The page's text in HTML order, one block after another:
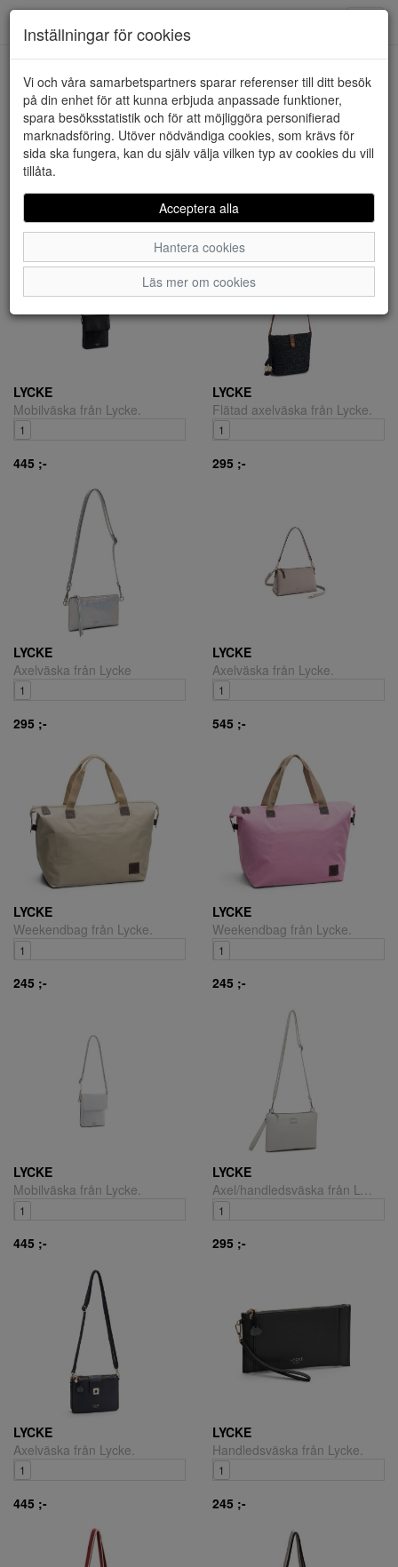
LYCKE (23 artiklar)
Sortera efter:
LYCKE
Mobilväska från Lycke.
1
445 ;-
LYCKE
Flätad axelväska från Lycke.
1
295 ;-
LYCKE
Axelväska från Lycke
1
295 ;-
LYCKE
Axelväska från Lycke.
1
545 ;-
LYCKE
Weekendbag från Lycke.
1
245 ;-
LYCKE
Weekendbag från Lycke.
1
245 ;-
LYCKE
Mobilväska från Lycke.
1
445 ;-
LYCKE
Axel/handledsväska från Lycke
1
295 ;-
LYCKE
Axelväska från Lycke.
1
445 ;-
LYCKE
Handledsväska från Lycke.
1
245 ;-
Inställningar för cookies
Vi och våra samarbetspartners sparar referenser till ditt besök
på din enhet för att kunna erbjuda anpassade funktioner,
spara besöksstatistik och för att möjliggöra personifierad
marknadsföring. Utöver nödvändiga cookies, som krävs för
sida ska fungera, kan du själv välja vilken typ av cookies du vill
tillåta.
Acceptera alla
Hantera cookies
Läs mer om cookies